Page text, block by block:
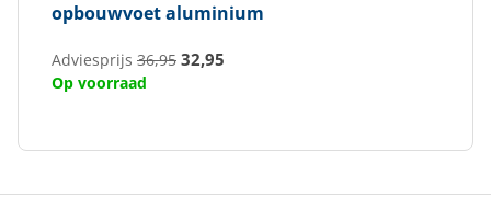
opbouwvoet aluminium
Adviesprijs 36,95 32,95
Op voorraad